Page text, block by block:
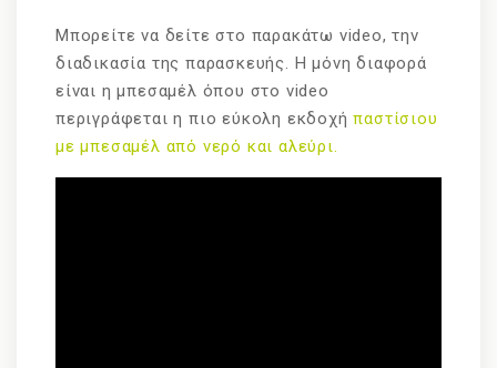
Μπορείτε να δείτε στο παρακάτω video, την
διαδικασία της παρασκευής. Η μόνη διαφορά
είναι η μπεσαμέλ όπου στο video
περιγράφεται η πιο εύκολη εκδοχήπαστίσιου
με μπεσαμέλ από νερό και αλεύρι.